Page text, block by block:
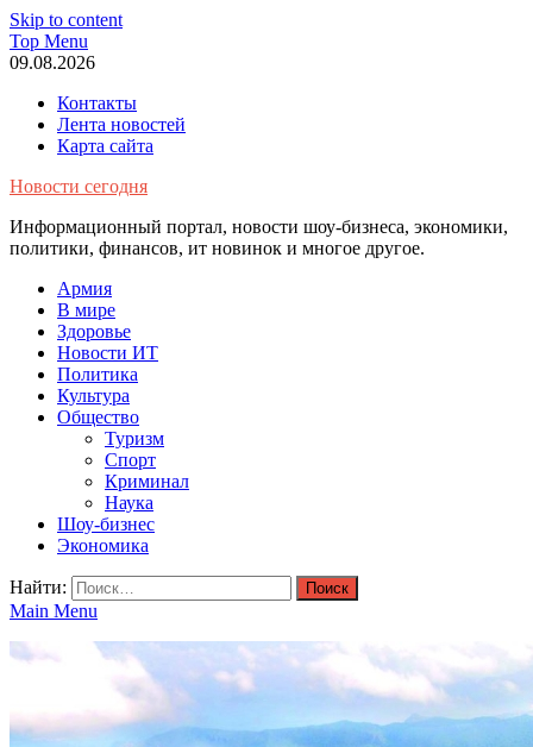
Skip to content
Top Menu
09.08.2026
Контакты
Лента новостей
Карта сайта
Новости сегодня
Информационный портал, новости шоу-бизнеса, экономики,
политики, финансов, ит новинок и многое другое.
Армия
В мире
Здоровье
Новости ИТ
Политика
Культура
Общество
Туризм
Спорт
Криминал
Наука
Шоу-бизнес
Экономика
Найти:
Main Menu